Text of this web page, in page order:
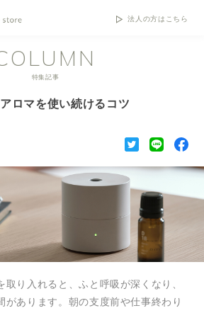
法人の方はこちら
特集記事
ロマを使い続けるコツ
取り入れると、ふと呼吸が深くなり、
があります。朝の支度前や仕事終わり